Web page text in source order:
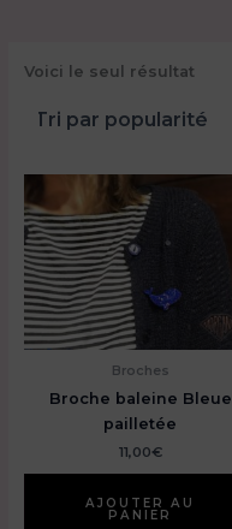
Voici le seul résultat
Broches
Broche baleine Bleue
pailletée
11,00€
AJOUTER AU
PANIER